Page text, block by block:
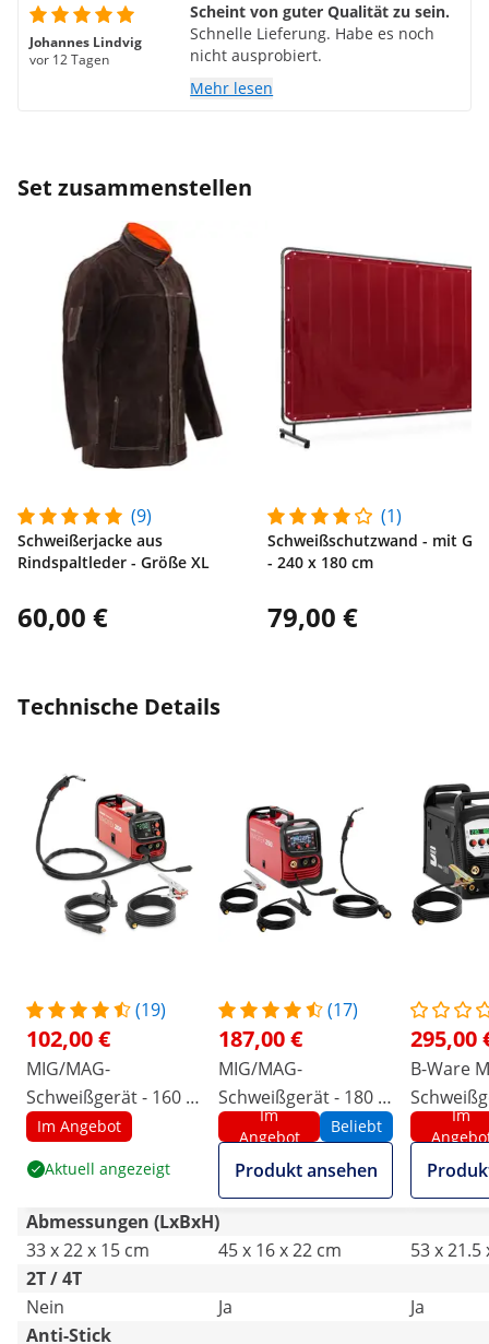
Johannes Lindvig
vor 12 Tagen
Scheint von guter Qualität zu sein.
Schnelle Lieferung. Habe es noch
nicht ausprobiert.
Mehr lesen
Set zusammenstellen
(9)
Schweißerjacke aus
Rindspaltleder - Größe XL
60,00 €
(1)
Schweißschutzwand - mit
- 240 x 180 cm
79,00 €
Technische Details
(19)
102,00 €
MIG/MAG-
Schweißgerät - 160 A
- 60 % Duty Cycle -
Flux
Im Angebot
Aktuell angezeigt
(17)
187,00 €
MIG/MAG-
Schweißgerät - 180 A
- 60 % Duty Cycle -
WIG Liftarc - E-Hand -
Flux
Im
Angebot
Beliebt
Produkt ansehen
295,00
B-Ware
- 2/4-Im
Abmessungen (LxBxH)
33 x 22 x 15 cm
45 x 16 x 22 cm
53 x 21.5
2T / 4T
Nein
Ja
Ja
Anti-Stick